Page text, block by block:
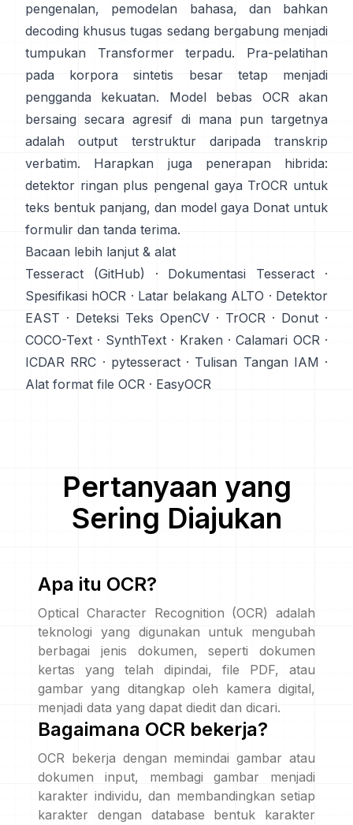
pengenalan, pemodelan bahasa, dan bahkan
decoding khusus tugas sedang bergabung menjadi
tumpukan Transformer terpadu. Pra-pelatihan
pada
korpora sintetis besar
tetap menjadi
pengganda kekuatan. Model bebas OCR akan
bersaing secara agresif di mana pun targetnya
adalah output terstruktur daripada transkrip
verbatim. Harapkan juga penerapan hibrida:
detektor ringan plus pengenal gaya TrOCR untuk
teks bentuk panjang, dan model gaya Donat untuk
formulir dan tanda terima.
Bacaan lebih lanjut & alat
Tesseract (GitHub) · Dokumentasi Tesseract ·
Spesifikasi hOCR · Latar belakang ALTO · Detektor
EAST · Deteksi Teks OpenCV · TrOCR · Donut ·
COCO-Text · SynthText· Kraken·Calamari OCR·
ICDAR RRC · pytesseract· Tulisan Tangan IAM ·
Alat format file OCR · EasyOCR
Pertanyaan yang
Sering Diajukan
Apa itu OCR?
Optical Character Recognition (OCR) adalah
teknologi yang digunakan untuk mengubah
berbagai jenis dokumen, seperti dokumen
kertas yang telah dipindai, file PDF, atau
gambar yang ditangkap oleh kamera digital,
menjadi data yang dapat diedit dan dicari.
Bagaimana OCR bekerja?
OCR bekerja dengan memindai gambar atau
dokumen input, membagi gambar menjadi
karakter individu, dan membandingkan setiap
karakter dengan database bentuk karakter